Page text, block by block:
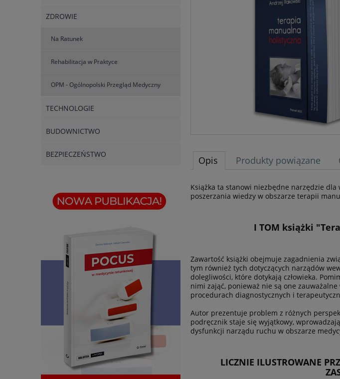
ZDROWIE
Na Ratunek
Rehabilitacja w Praktyce
OPM - Ogólnopolski Przegląd Medyczny
TECHNOLOGIE
BUDOWNICTWO
BEZPIECZEŃSTWO
Opis Produkty powiązane
Książka ta stanowi niezbędne narzędzie
poszerzania wiedzy w obszarze terapii
I TOM książki
Zawartość książki obejmuje zagadnienia
tym również tych dotyczących narządów
dolegliwości, które dotykają człowieka.
nimi zająć, ponieważ nie są one
procedurach diagnostycznych i
Autor prezentuje problem z różnych
podręcznik staje się wyjątkowy,
dysfunkcji narządu ruchu w obszarze
LICZNIE ILUSTROWANE